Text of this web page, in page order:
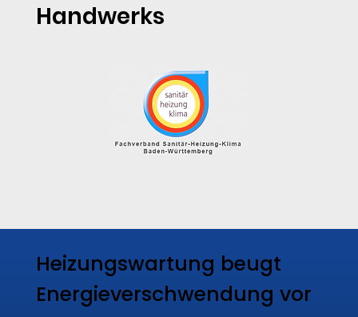
Handwerks
Heizungswartung beugt
Energieverschwendung vor